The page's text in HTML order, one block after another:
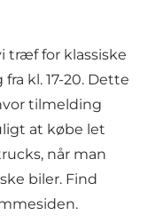
træf for klassiske
kl. 17-20. Dette
tilmelding
at købe let
når man
biler. Find